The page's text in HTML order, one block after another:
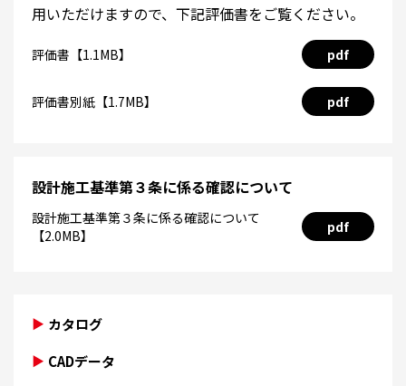
用いただけますので、下記評価書をご覧ください。
評価書【1.1MB】 pdf
評価書別紙【1.7MB】 pdf
設計施工基準第３条に係る確認について
設計施工基準第３条に係る確認について
【2.0MB】
pdf
カタログ
CADデータ